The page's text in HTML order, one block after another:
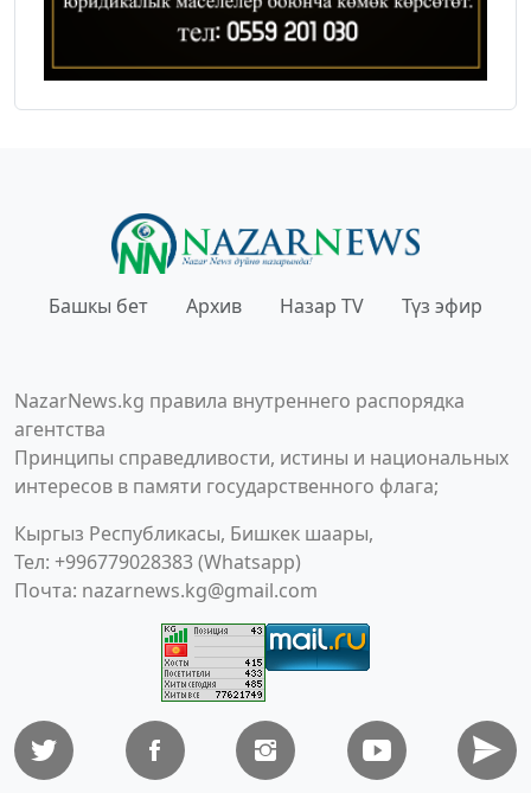
Башкы бет Архив Назар TV Түз эфир
NazarNews.kg правила внутреннего распорядка
агентства
Принципы справедливости, истины и национальных
интересов в памяти государственного флага;
Кыргыз Республикасы, Бишкек шаары,
Тел: +996779028383 (Whatsapp)
Почта: nazarnews.kg@gmail.com